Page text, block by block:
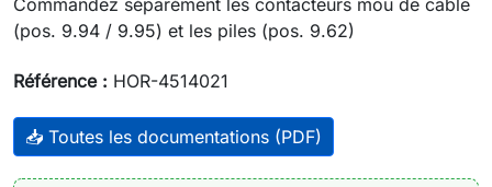
(pos. 9.94 / 9.95) et les piles (pos. 9.62)
Référence : HOR-4514021
📥 Toutes les documentations (PDF)